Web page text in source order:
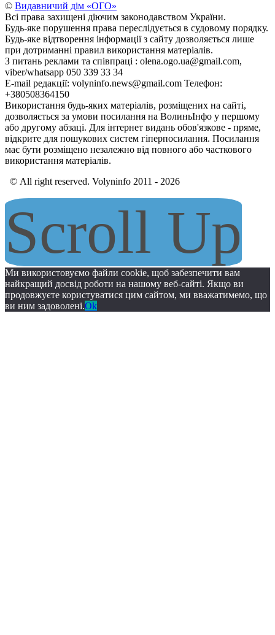
© Видавничий дім «ОГО»
Всі права захищені діючим законодавством України.
Будь-яке порушення права переслідується в судовому порядку.
Будь-яке відтворення інформації з сайту дозволяється лише
при дотриманні правил використання матеріалів.
З питань реклами та співпраці : olena.ogo.ua@gmail.com,
viber/whatsapp 050 339 33 34
E-mail редакції: volyninfo.news@gmail.com Телефон:
+380508364150
Використання будь-яких матеріалів, розміщених на сайті,
дозволяється за умови посилання на ВолиньІнфо у першому
або другому абзаці. Для інтернет видань обов'язкове - пряме,
відкрите для пошукових систем гіперпосилання. Посилання
має бути розміщено незалежно від повного або часткового
використання матеріалів.
© All right reserved. Volyninfo 2011 - 2026
Scroll Up
Ми використовуємо файли cookie, щоб забезпечити вам
найкращий досвід роботи на нашому веб-сайті. Якщо ви
продовжуєте користуватися цим сайтом, ми вважатимемо, що
ви ним задоволені.Ok